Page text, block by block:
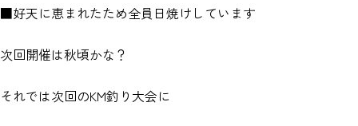
■好天に恵まれたため全員日焼けしています
次回開催は秋頃かな？
それでは次回のKM釣り大会に